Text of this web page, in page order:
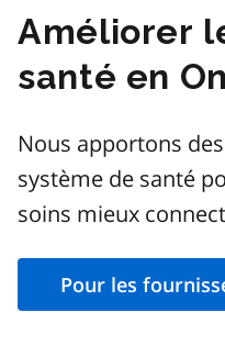
Améliorer
santé en
Nous apportons
système de santé
soins mieux
Pour les